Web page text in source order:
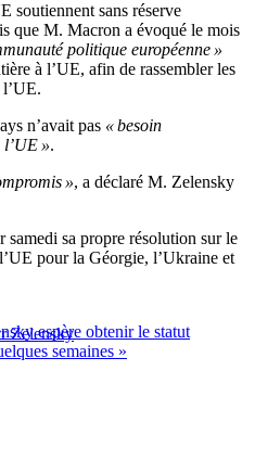
soutiennent sans réserve
que M. Macron a évoqué le mois
politique européenne »
à l’UE, afin de rassembler les
n’avait pas « besoin
».
», a déclaré M. Zelensky
samedi sa propre résolution sur le
pour la Géorgie, l’Ukraine et
espère obtenir le statut
semaines »
Zelensky